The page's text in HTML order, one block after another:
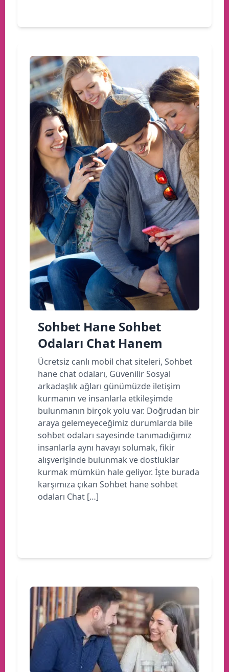
Sohbet Hane Sohbet
Odaları Chat Hanem
Ücretsiz canlı mobil chat siteleri, Sohbet
hane chat odaları, Güvenilir Sosyal
arkadaşlık ağları günümüzde iletişim
kurmanın ve insanlarla etkileşimde
bulunmanın birçok yolu var. Doğrudan bir
araya gelemeyeceğimiz durumlarda bile
sohbet odaları sayesinde tanımadığımız
insanlarla aynı havayı solumak, fikir
alışverişinde bulunmak ve dostluklar
kurmak mümkün hale geliyor. İşte burada
karşımıza çıkan Sohbet hane sohbet
odaları Chat […]